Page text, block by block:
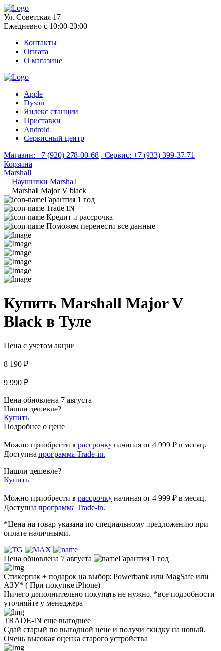
Ул. Советская 17
Ежедневно с 10:00-20:00
Контакты
Оплата
О магазине
Apple
Dyson
Яндекс станции
Приставки
Android
Сервисный центр
Магазин: +7 (920) 278-00-68 Сервис: +7 (933) 399-37-71
Корзина
Marshall
Наушники Marshall
Marshall Major V black
Гарантия 1 год
Trade IN
Кредит и рассрочка
Поможем перенести все данные
Купить Marshall Major V
Black в Туле
Цена с учетом акции
8 190 ₽
9 990 ₽
Цена обновлена 7 августа
Нашли дешевле?
Купить
Подробнее о цене
Можно приобрести в рассрочку начиная от 4 999 ₽ в месяц.
Доступна программа Trade-in.
Нашли дешевле?
Купить
Можно приобрести в рассрочку начиная от 4 999 ₽ в месяц.
Доступна программа Trade-in.
*Цена на товар указана по специальному предложению при
оплате наличными.
Цена обновлена 7 августа Гарантия 1 год
Стикерпак + подарок на выбор: Powerbank или MagSafe или
AЗУ* ( При покупке iPhone)
Ничего дополнительно покупать не нужно. *все подробности
уточняйте у менеджера
TRADE-IN еще выгоднее
Сдай старый по выгодной цене и получи скидку на новый.
Очень высокая оценка старого устройства